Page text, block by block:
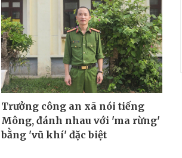
Trưởng công an xã nói tiếng
Mông, đánh nhau với 'ma rừng'
bằng 'vũ khí' đặc biệt